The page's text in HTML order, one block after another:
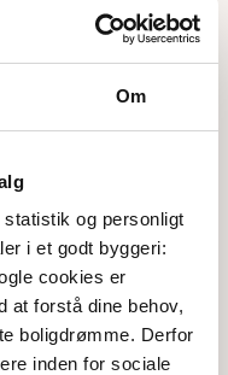
Om
og personligt
i et godt byggeri:
cookies er
at forstå dine behov,
boligdrømme. Derfor
inden for sociale